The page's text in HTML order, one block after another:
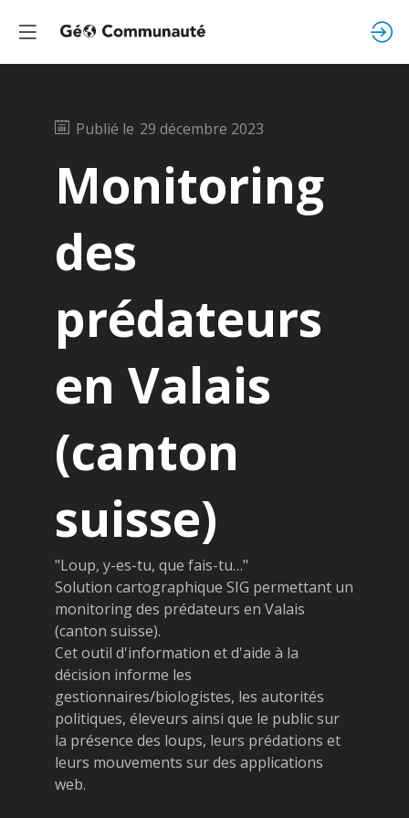
Publié le 29 décembre 2023
Monitoring
des
prédateurs
en Valais
(canton
suisse)
"Loup, y-es-tu, que fais-tu…"
Solution cartographique SIG permettant un
monitoring des prédateurs en Valais
(canton suisse).
Cet outil d'information et d'aide à la
décision informe les
gestionnaires/biologistes, les autorités
politiques, éleveurs ainsi que le public sur
la présence des loups, leurs prédations et
leurs mouvements sur des applications
web.